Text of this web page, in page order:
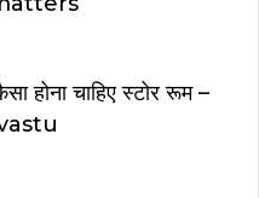
होना चाहिए स्टोर रूम –